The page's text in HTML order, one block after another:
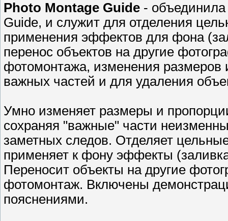
Photo Montage Guide -
Guide, и служит для отделения
применения эффектов для фона
перенос объектов на другие
фотомонтажа, изменения
важных частей и для удаления
Умно изменяет размеры и
сохраняя "важные" части
заметных следов. Отделяет
применяет к фону эффекты
Переносит объекты на другие
фотомонтаж. Включены
пояснениями.